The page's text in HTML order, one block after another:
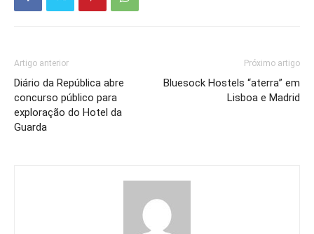
Artigo anterior
Diário da República abre
concurso público para
exploração do Hotel da
Guarda
Próximo artigo
Bluesock Hostels “aterra” em
Lisboa e Madrid